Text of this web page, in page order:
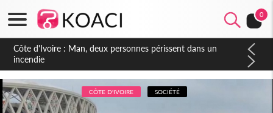
0
Côte d'Ivoire : Séileu, la célébration de la fête nationale
transformée en vaste campagne contre les produits
dépigmentants dangereux
CÔTE D'IVOIRE SOCIÉTÉ